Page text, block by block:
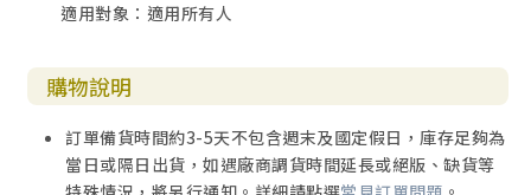
適用對象：適用所有人
購物說明
訂單備貨時間約3-5天不包含週末及國定假日，庫存足夠為
當日或隔日出貨，如遇廠商調貨時間延長或絕版、缺貨等